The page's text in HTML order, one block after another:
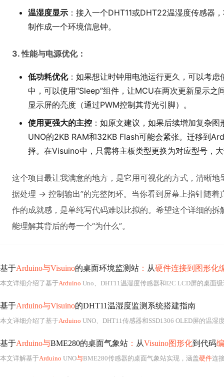
温湿度显示 ：接入一个DHT11或DHT22温湿度传感器
制作成一个环境信息钟。
3. 性能与电源优化：
低功耗优化：如果想让时钟用电池运行更久，可以考
中，可以使用“Sleep”组件，让MCU在两次更新显示
显示屏的亮度（通过PWM控制其背光引脚）。
使用更强大的主控 ：如原文建议，如果后续增加复杂
UNO的2KB RAM和32KB Flash可能会紧张。迁移到
择。在Visuino中，只需将主板类型更换为对应型号，
这个项目最让我满意的地方，是它用可视化的方式，清晰
据处理 -> 控制输出”的完整闭环。当你看到屏幕上指针随
作的成就感，是单纯写代码难以比拟的。希望这个详细的
能理解其背后的每一个“为什么”。
基于Arduino与Visuino的桌面环境监测站 ： 从硬件连接到图形化
本文详细介绍了基于Arduino Uno、DHT11温湿度传感器和I2C LCD屏的桌面级
基于Arduino与Visuino的DHT11温湿度监测系统搭建指南
本文详细介绍了基于Arduino UNO、DHT11传感器和SSD1306 OLED屏的温湿
基于Arduino与BME280的桌面气象站 ： 从Visuino图形化到代码
本文详解基于Arduino UNO与BME280传感器的桌面气象站实现，涵盖硬件连接